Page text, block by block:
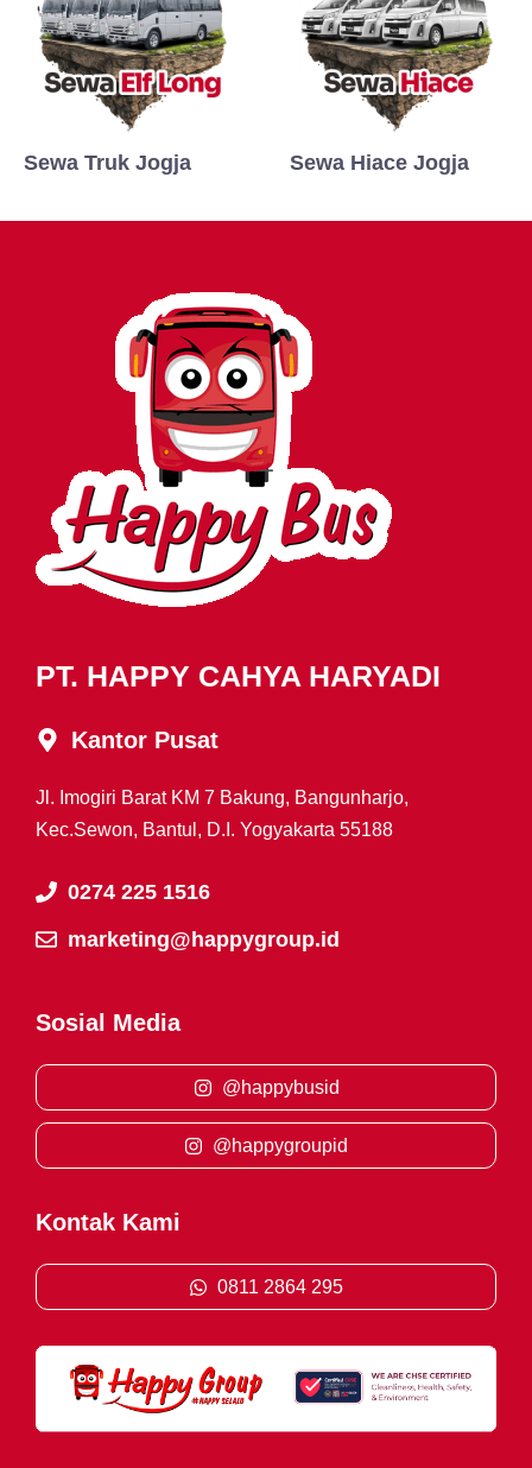
Sewa Truk Jogja Sewa Hiace Jogja
PT. HAPPY CAHYA HARYADI
Kantor Pusat
Jl. Imogiri Barat KM 7 Bakung, Bangunharjo,
Kec.Sewon, Bantul, D.I. Yogyakarta 55188
0274 225 1516
marketing@happygroup.id
Sosial Media
@happybusid
@happygroupid
Kontak Kami
0811 2864 295